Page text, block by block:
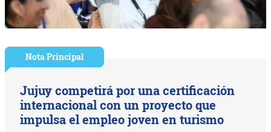
Nota Principal
Jujuy competirá por una certificación
internacional con un proyecto que
impulsa el empleo joven en turismo